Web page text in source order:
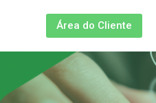
Área do Cliente